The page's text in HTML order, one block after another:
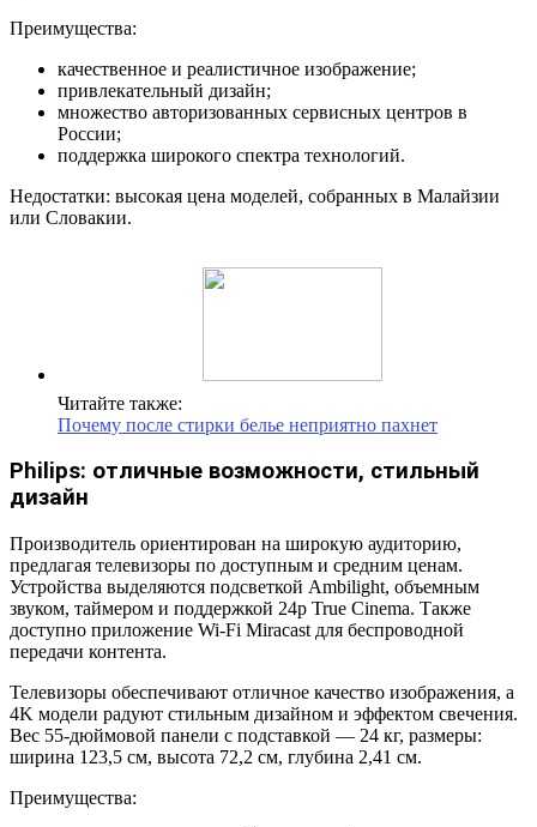
Преимущества:
качественное и реалистичное изображение;
привлекательный дизайн;
множество авторизованных сервисных центров в
России;
поддержка широкого спектра технологий.
Недостатки: высокая цена моделей, собранных в Малайзии
или Словакии.
Читайте также:
Почему после стирки белье неприятно пахнет
Philips: отличные возможности, стильный
дизайн
Производитель ориентирован на широкую аудиторию,
предлагая телевизоры по доступным и средним ценам.
Устройства выделяются подсветкой Ambilight, объемным
звуком, таймером и поддержкой 24p True Cinema. Также
доступно приложение Wi-Fi Miracast для беспроводной
передачи контента.
Телевизоры обеспечивают отличное качество изображения, а
4K модели радуют стильным дизайном и эффектом свечения.
Вес 55-дюймовой панели с подставкой — 24 кг, размеры:
ширина 123,5 см, высота 72,2 см, глубина 2,41 см.
Преимущества: